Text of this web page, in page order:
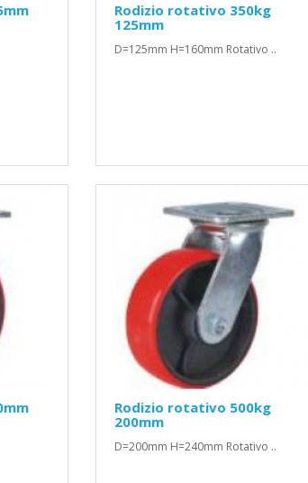
Rodizio rotativo 350kg
125mm
D=125mm H=160mm Rotativo ..
Rodizio rotativo 500kg
200mm
D=200mm H=240mm Rotativo ..